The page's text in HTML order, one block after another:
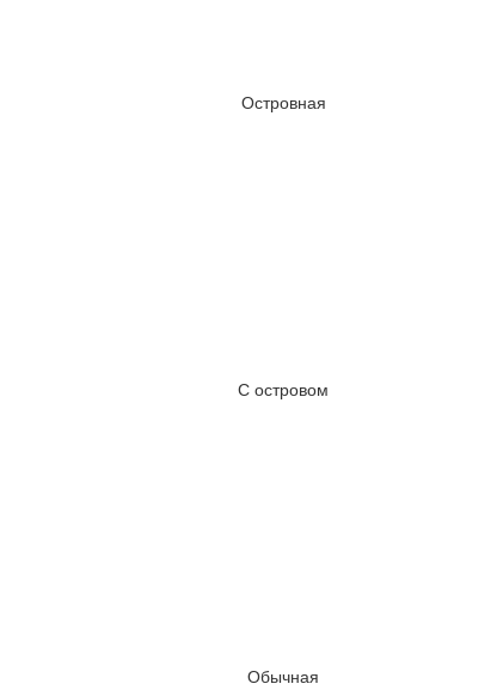
Островная
С островом
Обычная